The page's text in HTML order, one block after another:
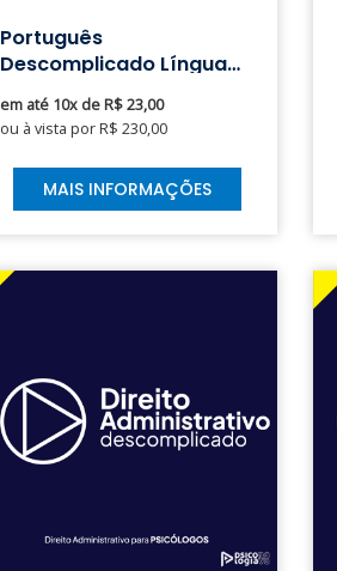
Português
Descomplicado Língua
Portuguesa
em até 10x de R$ 23,00
ou à vista por R$ 230,00
MAIS INFORMAÇÕES